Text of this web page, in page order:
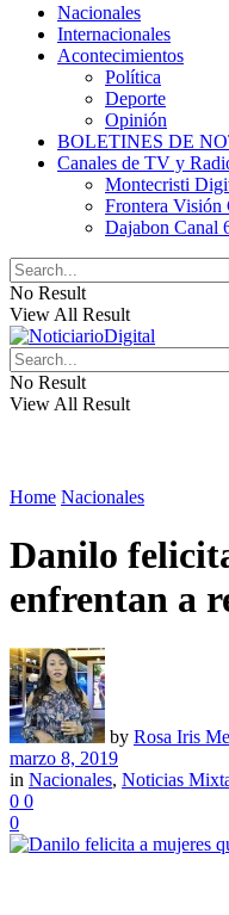
Nacionales
Internacionales
Acontecimientos
Política
Deporte
Opinión
BOLETINES DE
Canales de TV y
Montecristi
Frontera Visión
Dajabon Canal
No Result
View All Result
No Result
View All Result
Home Nacionales
Danilo
enfrentan a
by Rosa Iris
marzo 8, 2019
in Nacionales, Noticias
0 0
0